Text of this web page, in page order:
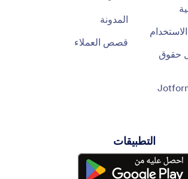
حقوق
المدونة
قصص العملاء
التطبيقات